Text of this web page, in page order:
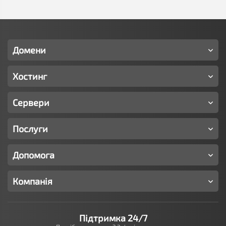
Домени
Хостинг
Сервери
Послуги
Допомога
Компанія
Підтримка 24/7